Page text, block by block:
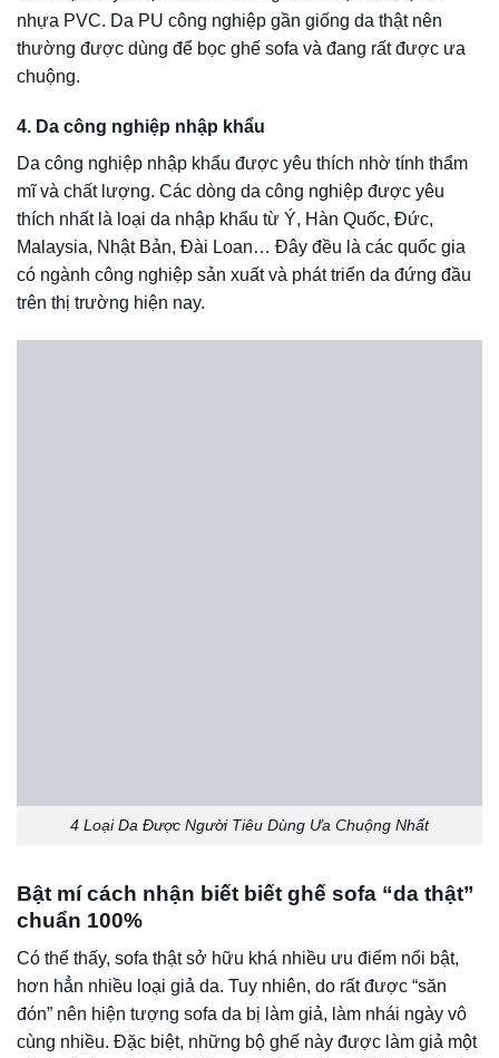
Bật mí cách nhận biết biết ghế sofa “da thật”
chuẩn 100%
Có thể thấy, sofa thật sở hữu khá nhiều ưu điểm nổi bật,
hơn hẳn nhiều loại giả da. Tuy nhiên, do rất được “săn
đón” nên hiện tượng sofa da bị làm giả, làm nhái ngày vô
cùng nhiều. Đặc biệt, những bộ ghế này được làm giả một
cách vô cùng tinh vi khiến cho khách hàng rất khó có thể
phát hiện ra được. Thấu hiểu điều này, nội dung dưới đây
chúng tôi xin chia sẻ tới quý bạn một số thủ thuật phân biệt
đâu là sofa da thật, đâu là sofa da giả. Cụ thể:
để biết được đâu là thật, đâu là giả. Đối với sofa da bò thật
thì những lỗ chân lông này sẽ khá đều, do đó bạn cần chú
ý để xác định.
Sofa da giả
Khác với sản phẩm sofa da thật, loại giả da thì có bề mặt